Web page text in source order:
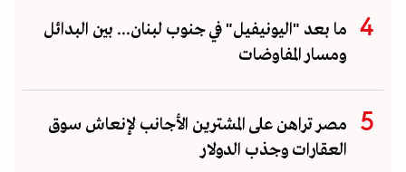
ما بعد "اليونيفيل" في جنوب لبنان... بين البدائل
ومسار المفاوضات
مصر تراهن على المشترين الأجانب لإنعاش سوق
العقارات وجذب الدولار